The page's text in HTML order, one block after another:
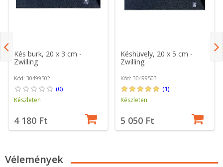
Kés burk, 20 x 3 cm -
Zwilling
Kód: 30499502
(0)
Készleten
4 180 Ft
Késhüvely, 20 x 5 cm -
Zwilling
Kód: 30499503
(1)
Készleten
5 050 Ft
Vélemények